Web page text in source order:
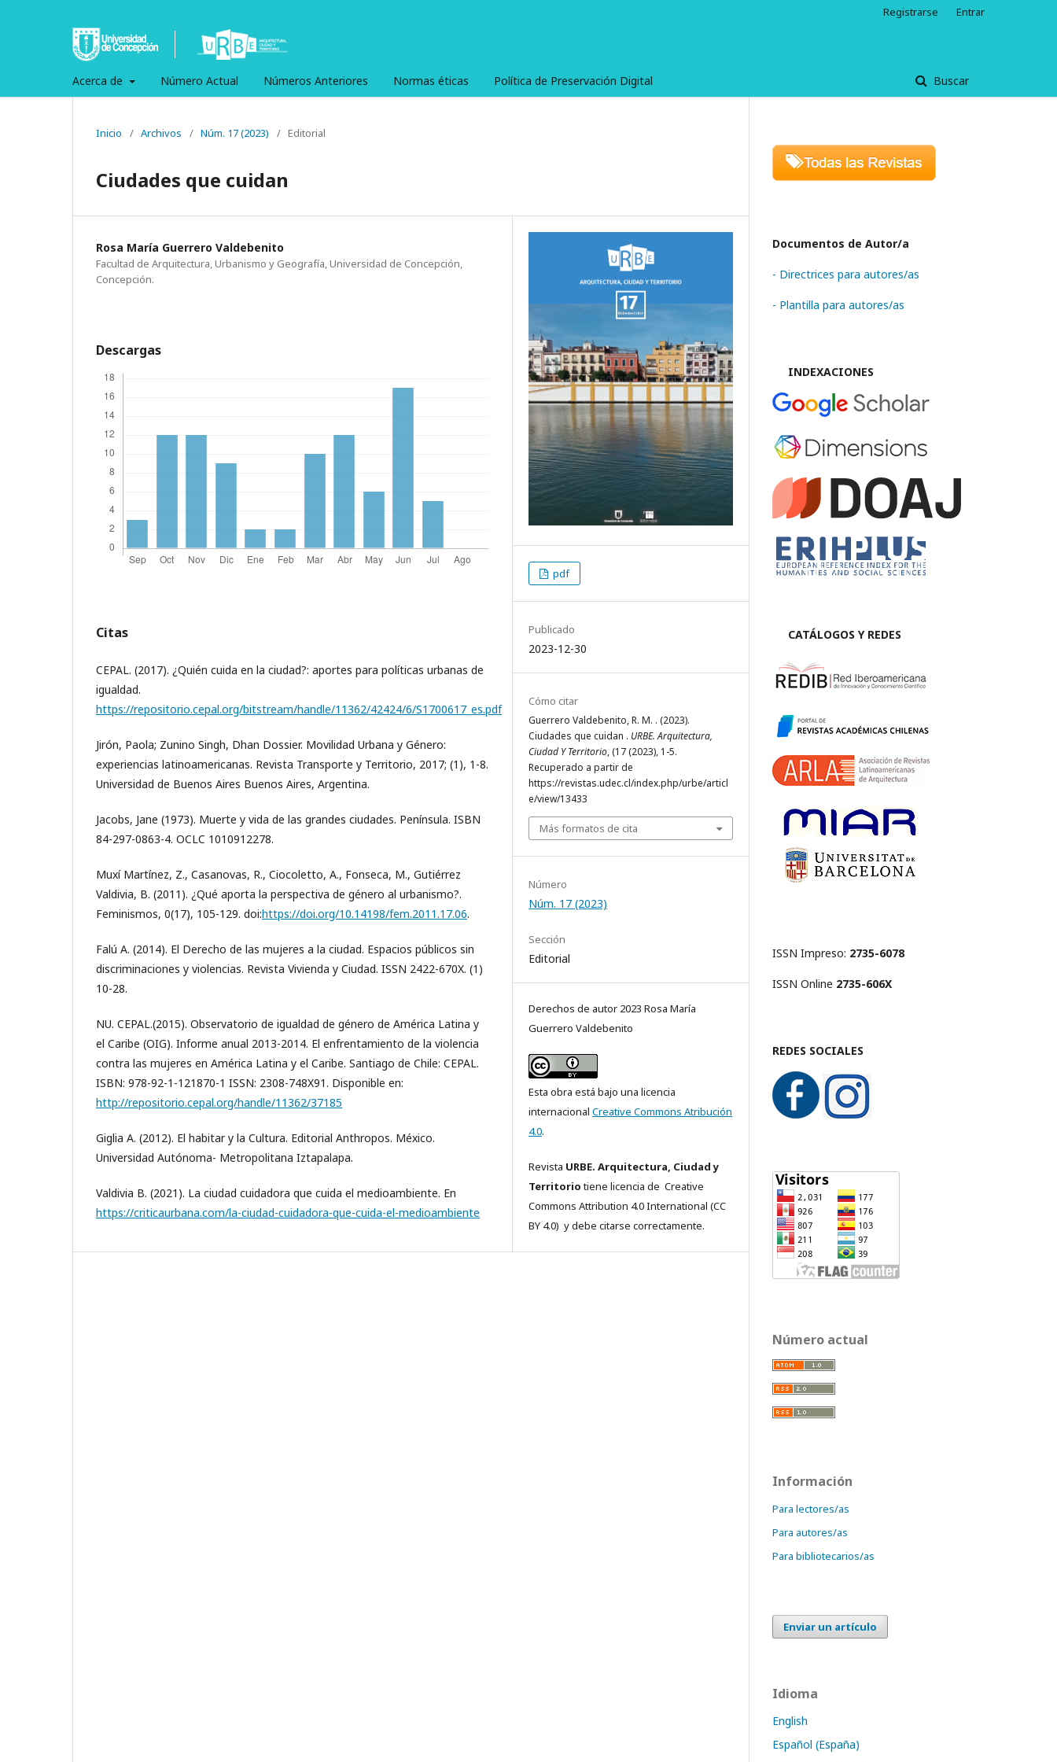
Acerca de Número Actual Números Anteriores Normas éticas Política de Preservación Digital Buscar
Registrarse Entrar
Inicio / Archivos / Núm. 17 (2023) / Editorial
Ciudades que cuidan
Rosa María Guerrero Valdebenito
Facultad de Arquitectura, Urbanismo y Geografía, Universidad de Concepción,
Concepción.
Descargas
Citas
CEPAL. (2017). ¿Quién cuida en la ciudad?: aportes para políticas urbanas de
igualdad.
https://repositorio.cepal.org/bitstream/handle/11362/42424/6/S1700617_es.pdf
Jirón, Paola; Zunino Singh, Dhan Dossier. Movilidad Urbana y Género:
experiencias latinoamericanas. Revista Transporte y Territorio, 2017; (1), 1-8.
Universidad de Buenos Aires Buenos Aires, Argentina.
Jacobs, Jane (1973). Muerte y vida de las grandes ciudades. Península. ISBN
84-297-0863-4. OCLC 1010912278.
Muxí Martínez, Z., Casanovas, R., Ciocoletto, A., Fonseca, M., Gutiérrez
Valdivia, B. (2011). ¿Qué aporta la perspectiva de género al urbanismo?.
Feminismos, 0(17), 105-129. doi:https://doi.org/10.14198/fem.2011.17.06.
Falú A. (2014). El Derecho de las mujeres a la ciudad. Espacios públicos sin
discriminaciones y violencias. Revista Vivienda y Ciudad. ISSN 2422-670X. (1)
10-28.
NU. CEPAL.(2015). Observatorio de igualdad de género de América Latina y
el Caribe (OIG). Informe anual 2013-2014. El enfrentamiento de la violencia
contra las mujeres en América Latina y el Caribe. Santiago de Chile: CEPAL.
ISBN: 978-92-1-121870-1 ISSN: 2308-748X91. Disponible en:
http://repositorio.cepal.org/handle/11362/37185
Giglia A. (2012). El habitar y la Cultura. Editorial Anthropos. México.
Universidad Autónoma- Metropolitana Iztapalapa.
Valdivia B. (2021). La ciudad cuidadora que cuida el medioambiente. En
https://criticaurbana.com/la-ciudad-cuidadora-que-cuida-el-medioambiente
pdf
Publicado
2023-12-30
Cómo citar
Guerrero Valdebenito, R. M. . (2023).
Ciudades que cuidan . URBE. Arquitectura,
Ciudad Y Territorio, (17 (2023), 1-5.
Recuperado a partir de
https://revistas.udec.cl/index.php/urbe/articl
e/view/13433
Más formatos de cita
Número
Núm. 17 (2023)
Sección
Editorial
Derechos de autor 2023 Rosa María
Guerrero Valdebenito
Esta obra está bajo una licencia
internacional Creative Commons Atribución
4.0.
Revista URBE. Arquitectura, Ciudad y
Territoriotiene licencia de Creative
Commons Attribution 4.0 International (CC
BY 4.0) y debe citarse correctamente.
Documentos de Autor/a
- Directrices para autores/as
- Plantilla para autores/as
INDEXACIONES
CATÁLOGOS Y REDES
ISSN Impreso: 2735-6078
ISSN Online 2735-606X
REDES SOCIALES
Número actual
Información
Para lectores/as
Para autores/as
Para bibliotecarios/as
Enviar un artículo
Idioma
English
Español (España)